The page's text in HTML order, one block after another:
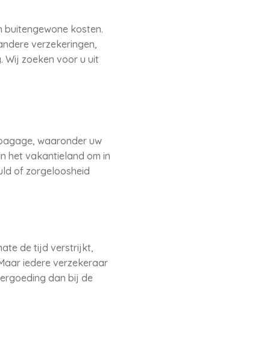
buitengewone kosten.
verzekeringen,
zoeken voor u uit
waaronder uw
het vakantieland om in
of zorgeloosheid
de tijd verstrijkt,
iedere verzekeraar
dan bij de